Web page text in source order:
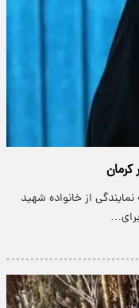
از خانواده شهید